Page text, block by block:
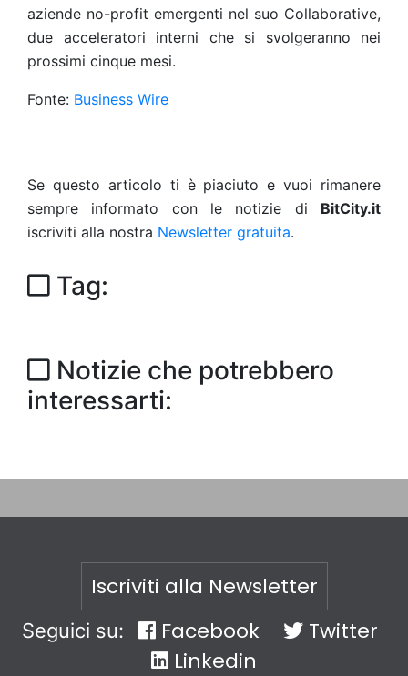
aziende no-profit emergenti nel suo Collaborative,
due acceleratori interni che si svolgeranno nei
prossimi cinque mesi.
Fonte: Business Wire
Se questo articolo ti è piaciuto e vuoi rimanere
sempre informato con le notizie di BitCity.it
iscriviti alla nostra Newsletter gratuita.
Tag:
Notizie che potrebbero
interessarti:
Iscriviti alla Newsletter
Seguici su: Facebook
Twitter
Linkedin